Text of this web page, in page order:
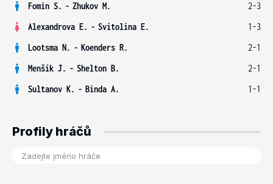
Fomin S. - Zhukov M.
2-3
Alexandrova E. - Svitolina E.
1-3
Lootsma N. - Koenders R.
2-1
Menšík J. - Shelton B.
2-1
Sultanov K. - Binda A. 1-1
Profily hráčů